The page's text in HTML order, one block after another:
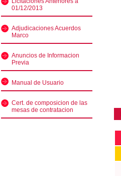
01/12/2013
Adjudicaciones Acuerdos
Marco
Anuncios de Informacion
Previa
Manual de Usuario
Cert. de composicion de las
mesas de contratacion